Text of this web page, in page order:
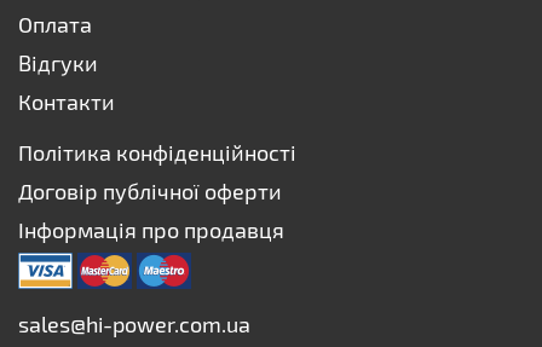
Оплата
Відгуки
Контакти
Політика конфіденційності
Договір публічної оферти
Інформація про продавця
sales@hi-power.com.ua